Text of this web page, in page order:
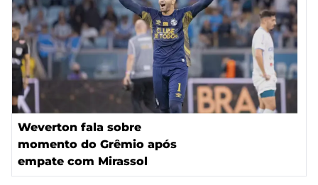
Weverton fala sobre
momento do Grêmio após
empate com Mirassol